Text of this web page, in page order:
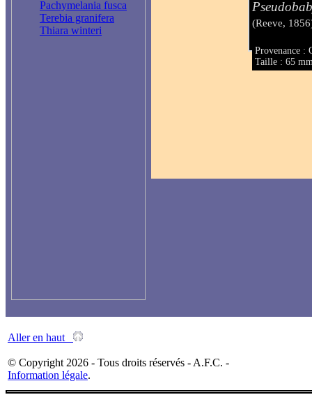
Pachymelania fusca
Terebia granifera
Thiara winteri
(Reeve,
Provenance :
Taille : 65
Aller en haut
© Copyright 2026 - Tous droits réservés - A.F.C. -
Information légale.